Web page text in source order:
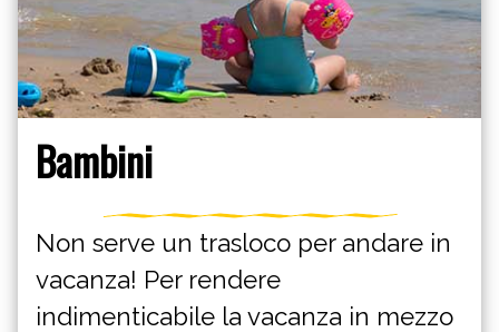
Bambini
Non serve un trasloco per andare in
vacanza! Per rendere
indimenticabile la vacanza in mezzo